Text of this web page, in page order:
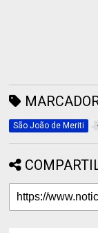
São João de Meriti